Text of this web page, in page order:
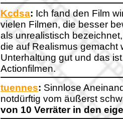
Kcdsa: Ich fand den Film
vielen Filmen, die besser
als unrealistisch
die auf Realismus gemacht
Unterhaltung gut und das
Actionfilmen.
tuennes: Sinnlose
notdürftig vom äußerst
von 10 Verräter in den